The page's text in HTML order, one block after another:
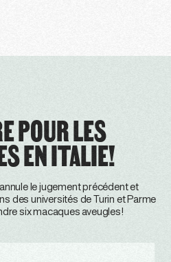
POUR LES
EN ITALIE!
le jugement précédent et
des universités de Turin et Parme
six macaques aveugles!